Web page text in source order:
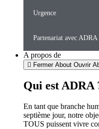
Urgence
Partenariat avec ADRA
A propos de
Fermer About Ouvrir
Qui est ADRA
En tant que branche
septième jour, notre
TOUS puissent vivre